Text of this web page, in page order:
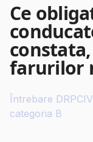
Ce
farurilor
Întrebare
categoria B